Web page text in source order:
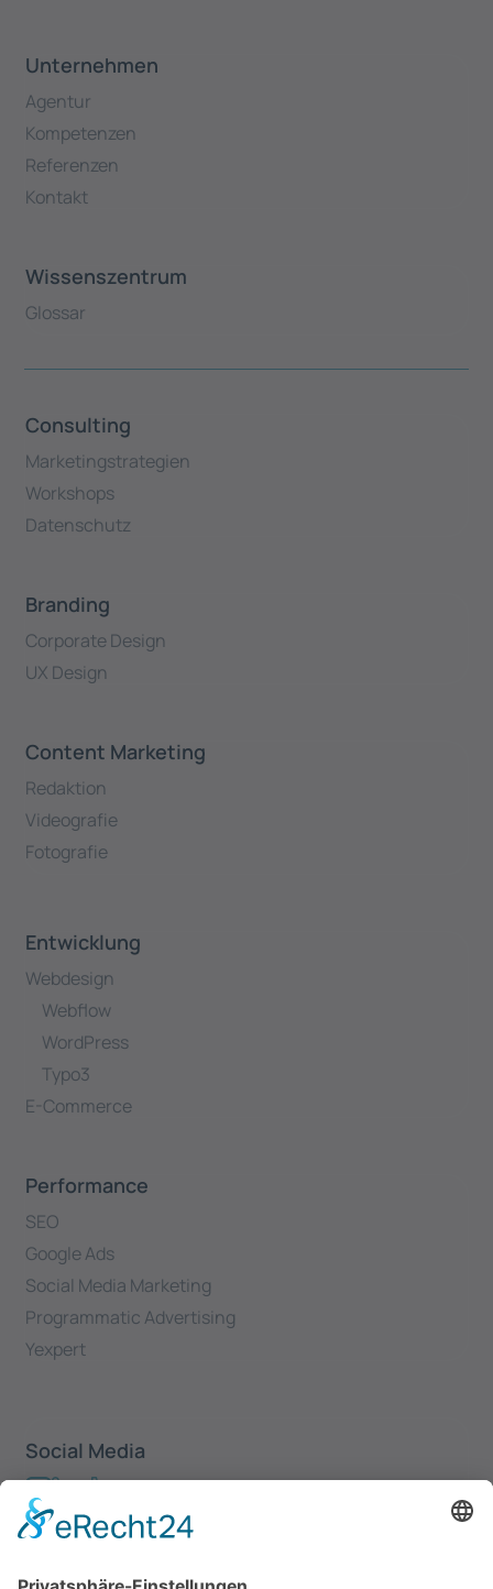
Unternehmen
Agentur
Kompetenzen
Referenzen
Kontakt
Wissenszentrum
Glossar
Consulting
Marketingstrategien
Workshops
Datenschutz
Branding
Corporate Design
UX Design
Content Marketing
Redaktion
Videografie
Fotografie
Entwicklung
Webdesign
Webflow
WordPress
Typo3
E-Commerce
Performance
SEO
Google Ads
Social Media Marketing
Programmatic Advertising
Yexpert
Social Media